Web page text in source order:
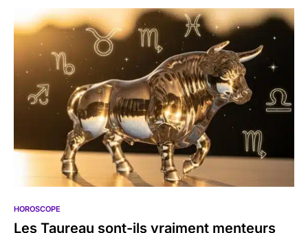
HOROSCOPE
Les Taureau sont-ils vraiment menteurs